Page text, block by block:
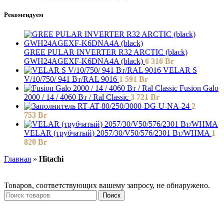
Рекомендуем
GREE PULAR INVERTER R32 ARCTIC (black)
GWH24AGEXF-K6DNA4A (black) 6 316 Br
VELAR S
V/10/750/ 941 Bт/RAL 9016 1 591 Br
Fusion Galo
2000 / 14 / 4060 Вт / Ral Classic 3 721 Br
RT-AT-80/250/3000-DG-U-NA-24 2
753 Br
VELAR (трубчатый) 2057/30/V50/576/2301 Bт/WHMA 1
820 Br
Главная » Hitachi
Товаров, соответствующих вашему запросу, не обнаружено.
Поиск